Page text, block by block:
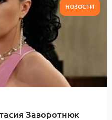
НОВОСТИ
Заворотнюк